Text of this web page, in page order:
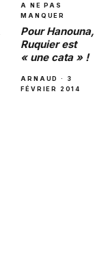
A NE PAS
MANQUER
Pour Hanouna,
Ruquier est
« une cata » !
ARNAUD · 3
FÉVRIER 2014